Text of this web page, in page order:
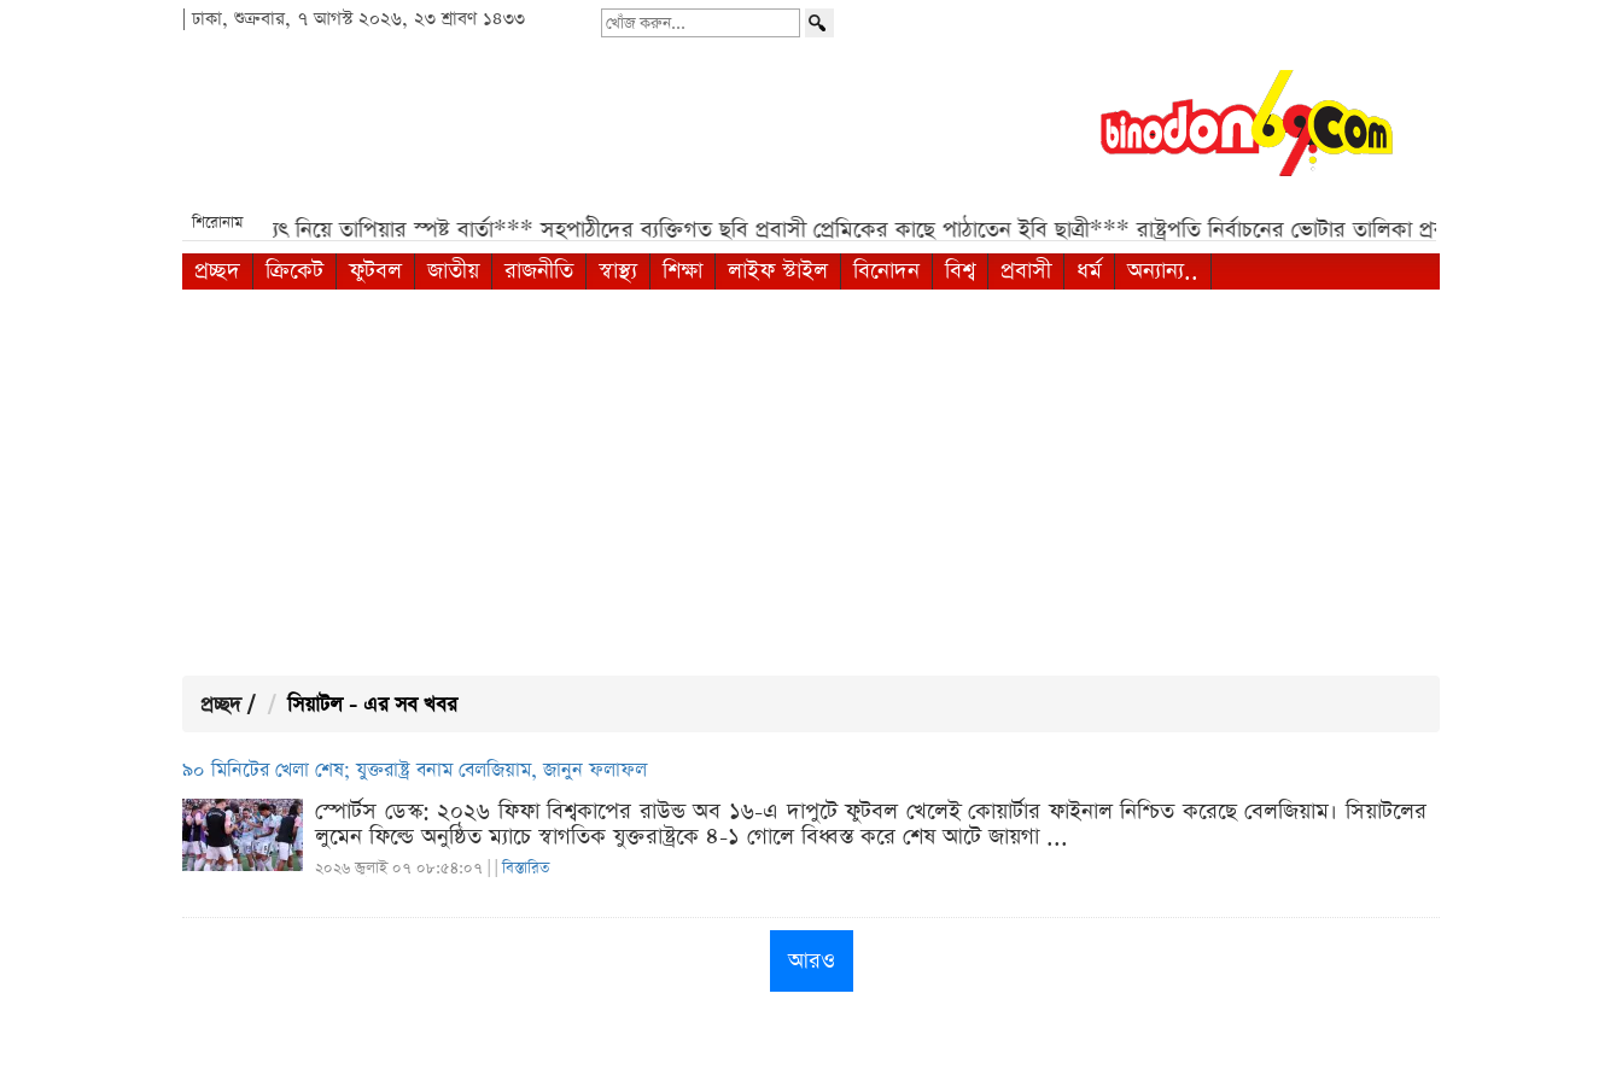
| ঢাকা, শুক্রবার, ৭ আগস্ট ২০২৬, ২৩ শ্রাবণ ১৪৩৩
খোঁজ
শিরোনাম
মেসির ভবিষ্যৎ নিয়ে তাপিয়ার স্পষ্ট বার্তা*** সহপাঠীদের ব্যক্তিগত ছবি প্রবাসী প্রেমিকের কাছে পাঠাতেন ইবি ছাত্রী*** রাষ্ট্রপতি নির্বাচনের ভোটার তালিকা প্রকাশ, ভোট দেবেন
প্রচ্ছদ
ক্রিকেট ফুটবল জাতীয় রাজনীতি স্বাস্থ্য শিক্ষা লাইফ স্টাইল বিনোদন বিশ্ব প্রবাসী ধর্ম অন্যান্য..
প্রচ্ছদ / সিয়াটল - এর সব খবর
৯০ মিনিটের খেলা শেষ; যুক্তরাষ্ট্র বনাম বেলজিয়াম, জানুন ফলাফল
স্পোর্টস ডেস্ক: ২০২৬ ফিফা বিশ্বকাপের রাউন্ড অব ১৬-এ দাপুটে ফুটবল খেলেই কোয়ার্টার ফাইনাল নিশ্চিত করেছে বেলজিয়াম। সিয়াটলের
লুমেন ফিল্ডে অনুষ্ঠিত ম্যাচে স্বাগতিক যুক্তরাষ্ট্রকে ৪-১ গোলে বিধ্বস্ত করে শেষ আটে জায়গা ...
২০২৬ জুলাই ০৭ ০৮:৫৪:০৭ | |বিস্তারিত
আরও